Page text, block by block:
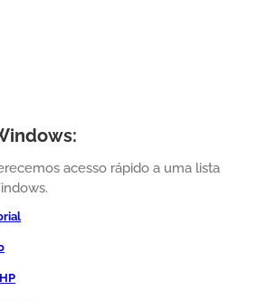
acesso rápido a uma lista